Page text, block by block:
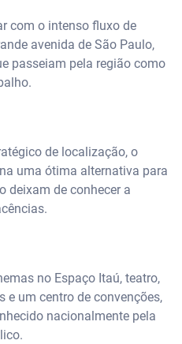
com o intenso fluxo de
avenida de São Paulo,
passeiam pela região como
de localização, o
uma ótima alternativa para
deixam de conhecer a
no Espaço Itaú, teatro,
e um centro de convenções,
nacionalmente pela